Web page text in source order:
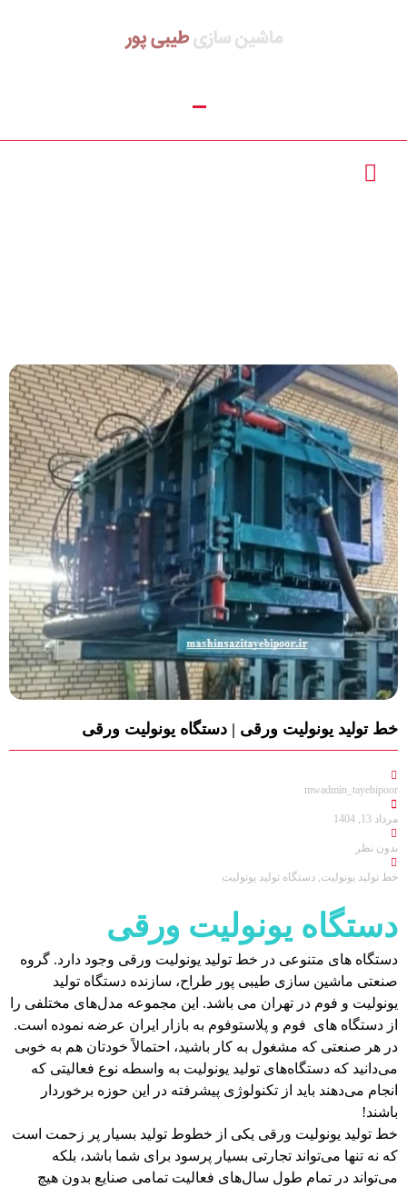
ورقی | دستگاه
خط تولید یونولیت ورقی | دستگاه یونولیت ورقی
mwadmin_tayebipoor
مرداد 13, 1404
بدون نظر
خط تولید یونولیت, دستگاه تولید یونولیت
دستگاه یونولیت ورقی
دستگاه های متنوعی در خط تولید یونولیت ورقی وجود دارد. گروه
صنعتی ماشین سازی طیبی پور طراح، سازنده دستگاه تولید
یونولیت و فوم در تهران می باشد. این مجموعه مدل‌های مختلفی را
از دستگاه های فوم و پلاستوفوم به بازار ایران عرضه نموده است.
در هر صنعتی که مشغول به کار باشید، احتمالاً خودتان هم به خوبی
می‌دانید که دستگاه‌های تولید یونولیت به واسطه نوع فعالیتی که
انجام می‌دهند باید از تکنولوژی پیشرفته در این حوزه برخوردار
باشند!
خط تولید یونولیت ورقی یکی از خطوط تولید بسیار پر زحمت است
که نه تنها می‌تواند تجارتی بسیار پرسود برای شما باشد، بلکه
می‌تواند در تمام طول سال‌های فعالیت تمامی صنایع بدون هیچ